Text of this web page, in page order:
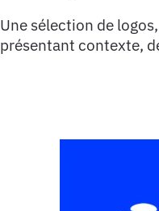
Une sélection de
présentant contexte,